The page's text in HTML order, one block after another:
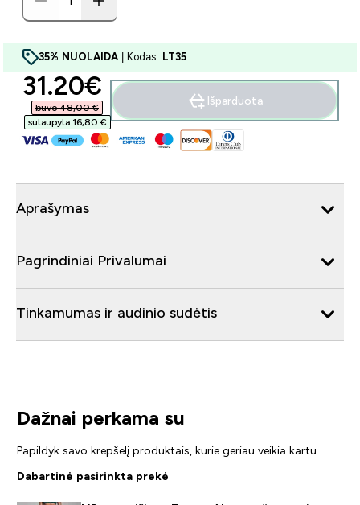
35% NUOLAIDA | Kodas: LT35
discounted price
31.20€‎
buvo 48,00 €‎
sutaupyta 16,80 €‎
Išparduota
Aprašymas
Pagrindiniai Privalumai
Tinkamumas ir audinio sudėtis
Dažnai perkama su
Papildyk savo krepšelį produktais, kurie geriau veikia kartu
Dabartinė pasirinkta prekė